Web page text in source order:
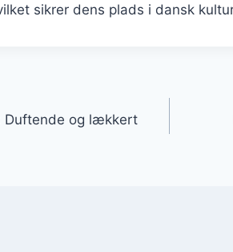
sikrer dens plads i dansk
Duftende og lækkert